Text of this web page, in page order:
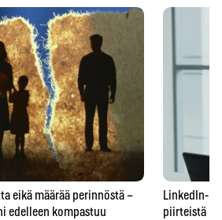
eikä määrää perinnöstä –
edelleen kompastuu
LinkedIn-
piirteistä –